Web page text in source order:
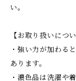
い。
【お取り扱いについ
・強い力が加わる
あります。
・濃色品は洗濯や